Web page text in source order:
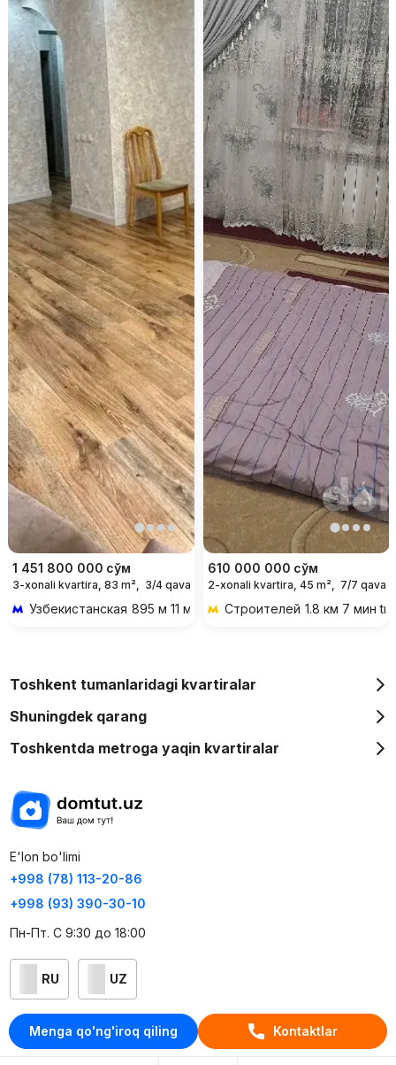
Menga qo'ng'iroq qiling Kontaktlar
1 451 800 000 сўм
3-xonali kvartira, 83 m², 3/4 qavat
Узбекистанская 895 м 11 мин piyoda
610 000 000 сўм
2-xonali kvartira, 45 m², 7/7 qavat
Строителей 1.8 км 7 мин
Toshkent tumanlaridagi kvartiralar
Shuningdek qarang
Toshkentda metroga yaqin kvartiralar
E'lon bo'limi
+998 (78) 113-20-86
+998 (93) 390-30-10
Пн-Пт. С 9:30 до 18:00
RU UZ
Kontaktlar